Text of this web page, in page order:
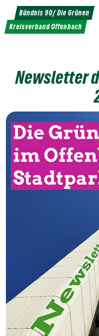
Weiter
zum
Inhalt
Bündnis 90/ Die Grünen
Kreisverband Offenbach
Newsletter